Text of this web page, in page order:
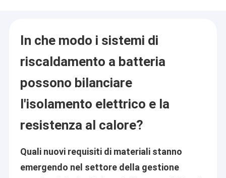
In che modo i sistemi di
riscaldamento a batteria
possono bilanciare
l'isolamento elettrico e la
resistenza al calore?
Quali nuovi requisiti di materiali stanno
emergendo nel settore della gestione